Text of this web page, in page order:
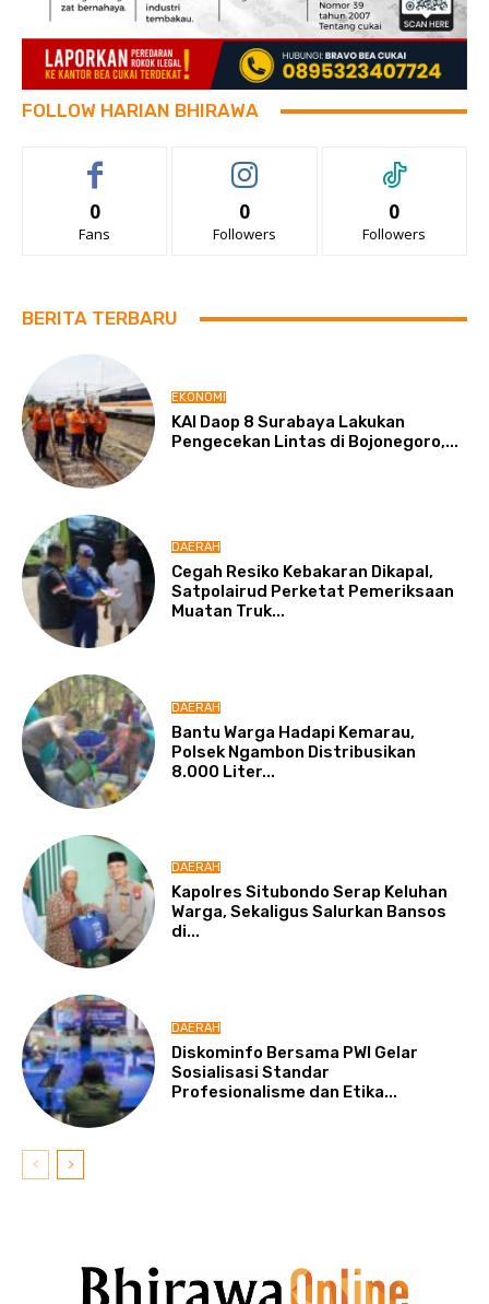
FOLLOW HARIAN BHIRAWA
0
Fans
0
Followers
0
Followers
BERITA TERBARU
EKONOMI
KAI Daop 8 Surabaya Lakukan
Pengecekan Lintas di Bojonegoro,...
DAERAH
Cegah Resiko Kebakaran Dikapal,
Satpolairud Perketat Pemeriksaan
Muatan Truk...
DAERAH
Bantu Warga Hadapi Kemarau,
Polsek Ngambon Distribusikan
8.000 Liter...
DAERAH
Kapolres Situbondo Serap Keluhan
Warga, Sekaligus Salurkan Bansos
di...
DAERAH
Diskominfo Bersama PWI Gelar
Sosialisasi Standar
Profesionalisme dan Etika...